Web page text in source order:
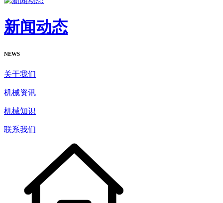
新闻动态
NEWS
关于我们
机械资讯
机械知识
联系我们